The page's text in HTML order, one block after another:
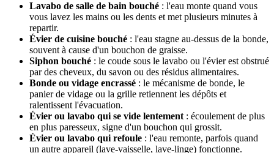
Lavabo de salle de bain bouché : l'eau monte quand vous
vous lavez les mains ou les dents et met plusieurs minutes à
repartir.
Évier de cuisine bouché : l'eau stagne au-dessus de la bonde,
souvent à cause d'un bouchon de graisse.
Siphon bouché : le coude sous le lavabo ou l'évier est obstrué
par des cheveux, du savon ou des résidus alimentaires.
Bonde ou vidage encrassé : le mécanisme de bonde, le
panier de vidage ou la grille retiennent les dépôts et
ralentissent l'évacuation.
Évier ou lavabo qui se vide lentement : écoulement de plus
en plus paresseux, signe d'un bouchon qui grossit.
Évier ou lavabo qui refoule : l'eau remonte, parfois quand
un autre appareil (lave-vaisselle, lave-linge) fonctionne.